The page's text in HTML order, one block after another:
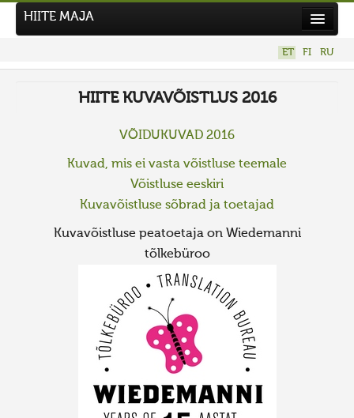
Uudised
UUS KUVAVÕISTLUS
VANEMAD KUVAVÕISTLUSED
HIITE MAJA
ET FI RU
HIITE KUVAVÕISTLUS 2016
VÕIDUKUVAD 2016
Kuvad, mis ei vasta võistluse teemale
Võistluse eeskiri
Kuvavõistluse sõbrad ja toetajad
Kuvavõistluse peatoetaja on Wiedemanni
tõlkebüroo